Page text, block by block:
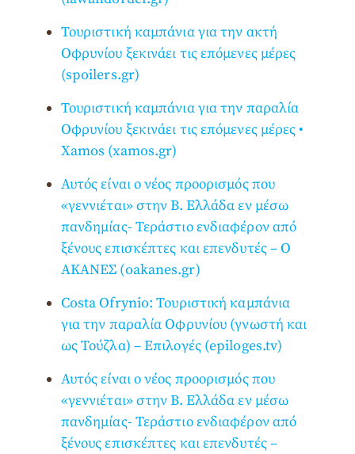
Τουριστική καμπάνια για την ακτή
Οφρυνίου ξεκινάει τις επόμενες μέρες
(spoilers.gr)
Τουριστική καμπάνια για την παραλία
Οφρυνίου ξεκινάει τις επόμενες μέρες •
Χamos (xamos.gr)
Αυτός είναι ο νέος προορισμός που
«γεννιέται» στην Β. Ελλάδα εν μέσω
πανδημίας- Τεράστιο ενδιαφέρον από
ξένους επισκέπτες και επενδυτές – Ο
ΑΚΑΝΕΣ (oakanes.gr)
Costa Ofrynio: Τουριστική καμπάνια
για την παραλία Οφρυνίου (γνωστή και
ως Τούζλα) – Επιλογές (epiloges.tv)
Αυτός είναι ο νέος προορισμός που
«γεννιέται» στην Β. Ελλάδα εν μέσω
πανδημίας- Τεράστιο ενδιαφέρον από
ξένους επισκέπτες και επενδυτές –